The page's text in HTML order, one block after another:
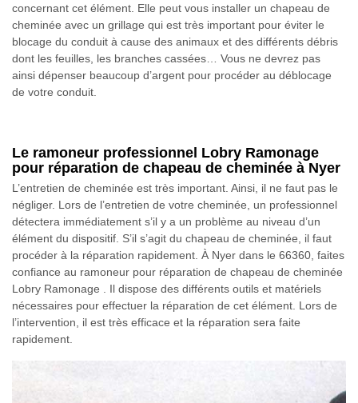
concernant cet élément. Elle peut vous installer un chapeau de
cheminée avec un grillage qui est très important pour éviter le
blocage du conduit à cause des animaux et des différents débris
dont les feuilles, les branches cassées… Vous ne devrez pas
ainsi dépenser beaucoup d’argent pour procéder au déblocage
de votre conduit.
Le ramoneur professionnel Lobry Ramonage
pour réparation de chapeau de cheminée à Nyer
L’entretien de cheminée est très important. Ainsi, il ne faut pas le
négliger. Lors de l’entretien de votre cheminée, un professionnel
détectera immédiatement s’il y a un problème au niveau d’un
élément du dispositif. S’il s’agit du chapeau de cheminée, il faut
procéder à la réparation rapidement. À Nyer dans le 66360, faites
confiance au ramoneur pour réparation de chapeau de cheminée
Lobry Ramonage . Il dispose des différents outils et matériels
nécessaires pour effectuer la réparation de cet élément. Lors de
l’intervention, il est très efficace et la réparation sera faite
rapidement.